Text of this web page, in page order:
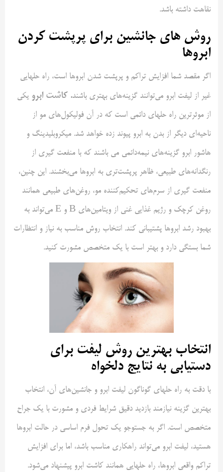
نقاهت داشته باشد.
روش های جانشین برای پرپشت کردن
ابروها
اگر مقصد شما افزایش تراکم و پرپشت شدن ابروها است، راه حلهایی
غیر از لیفت ابرو می‌توانند گزینه‌های بهتری باشند. کاشت ابرو یکی
از موثرترین راه حلهای دائمی است که در آن فولیکول‌های مو از
ناحیه‌ای دیگر از بدن به ابرو پیوند زده خواهد شد. میکروبلیدینگ و
هاشور ابرو گزینه‌های نیمه‌دائمی می باشند که با منفعت گیری از
رنگدانه‌های طبیعی، ظاهر پرپشت‌تری به ابروها می‌بخشند. این چنین،
منفعت گیری از سرم‌های تحکیم‌کننده مو، روغن‌های طبیعی همانند
روغن کرچک و رژیم غذایی غنی از ویتامین‌های B و E می‌تواند به
بهبود رشد ابروها پشتیبانی کند. انتخاب روش مناسب به نیاز و انتظارات
شما بستگی دارد و بهتر است با یک متخصص مشورت کنید.
انتخاب بهترین روش لیفت برای
دستیابی به نتایج دلخواه
با دقت به راه حلهای گوناگون لیفت ابرو و جانشین‌های آن، انتخاب
بهترین گزینه نیازمند بازدید دقیق شرایط فردی و مشورت با یک جراح
متخصص است. اگر به جستوجو یک تحول فرم اساسی در حالت ابروها
هستید، لیفت ابرو می‌تواند راهکاری مناسب باشد، اما برای افزایش
تراکم واقعی ابروها، راه حلهایی همانند کاشت ابرو پیشنهاد می‌شود.